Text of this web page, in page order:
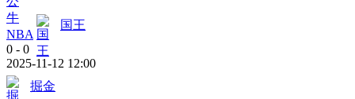
NBA
国王
0 - 0
2025-11-12 12:00
掘金